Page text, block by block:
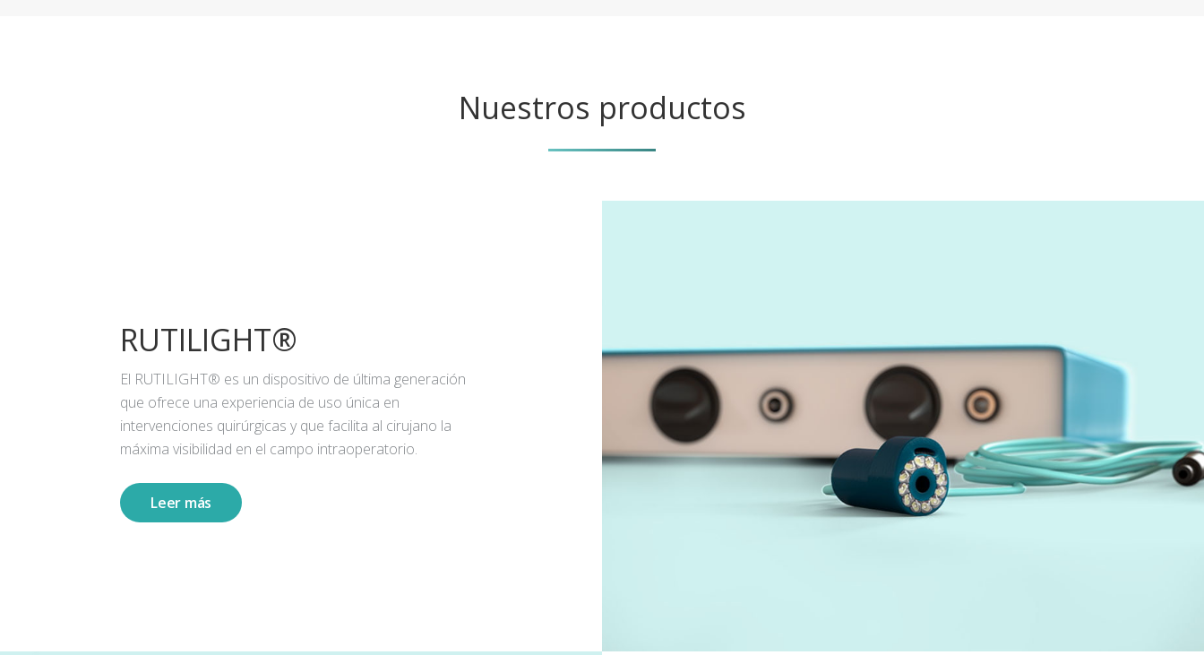
Nuestros productos
RUTILIGHT®
El RUTILIGHT® es un dispositivo de última generación
que ofrece una experiencia de uso única en
intervenciones quirúrgicas y que facilita al cirujano la
máxima visibilidad en el campo intraoperatorio.
Leer más